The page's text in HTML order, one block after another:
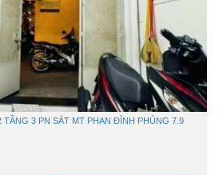
TẦNG 3 PN SÁT MT PHAN ĐÌNH PHÙNG 7.9